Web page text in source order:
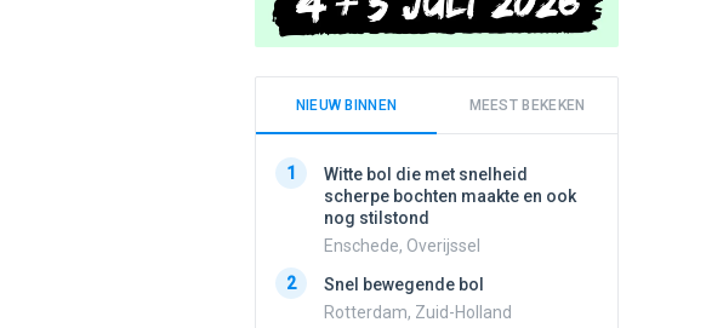
NIEUW BINNEN MEEST BEKEKEN
1
Witte bol die met snelheid
scherpe bochten maakte en ook
nog stilstond
Enschede, Overijssel
2
Snel bewegende bol
Rotterdam, Zuid-Holland